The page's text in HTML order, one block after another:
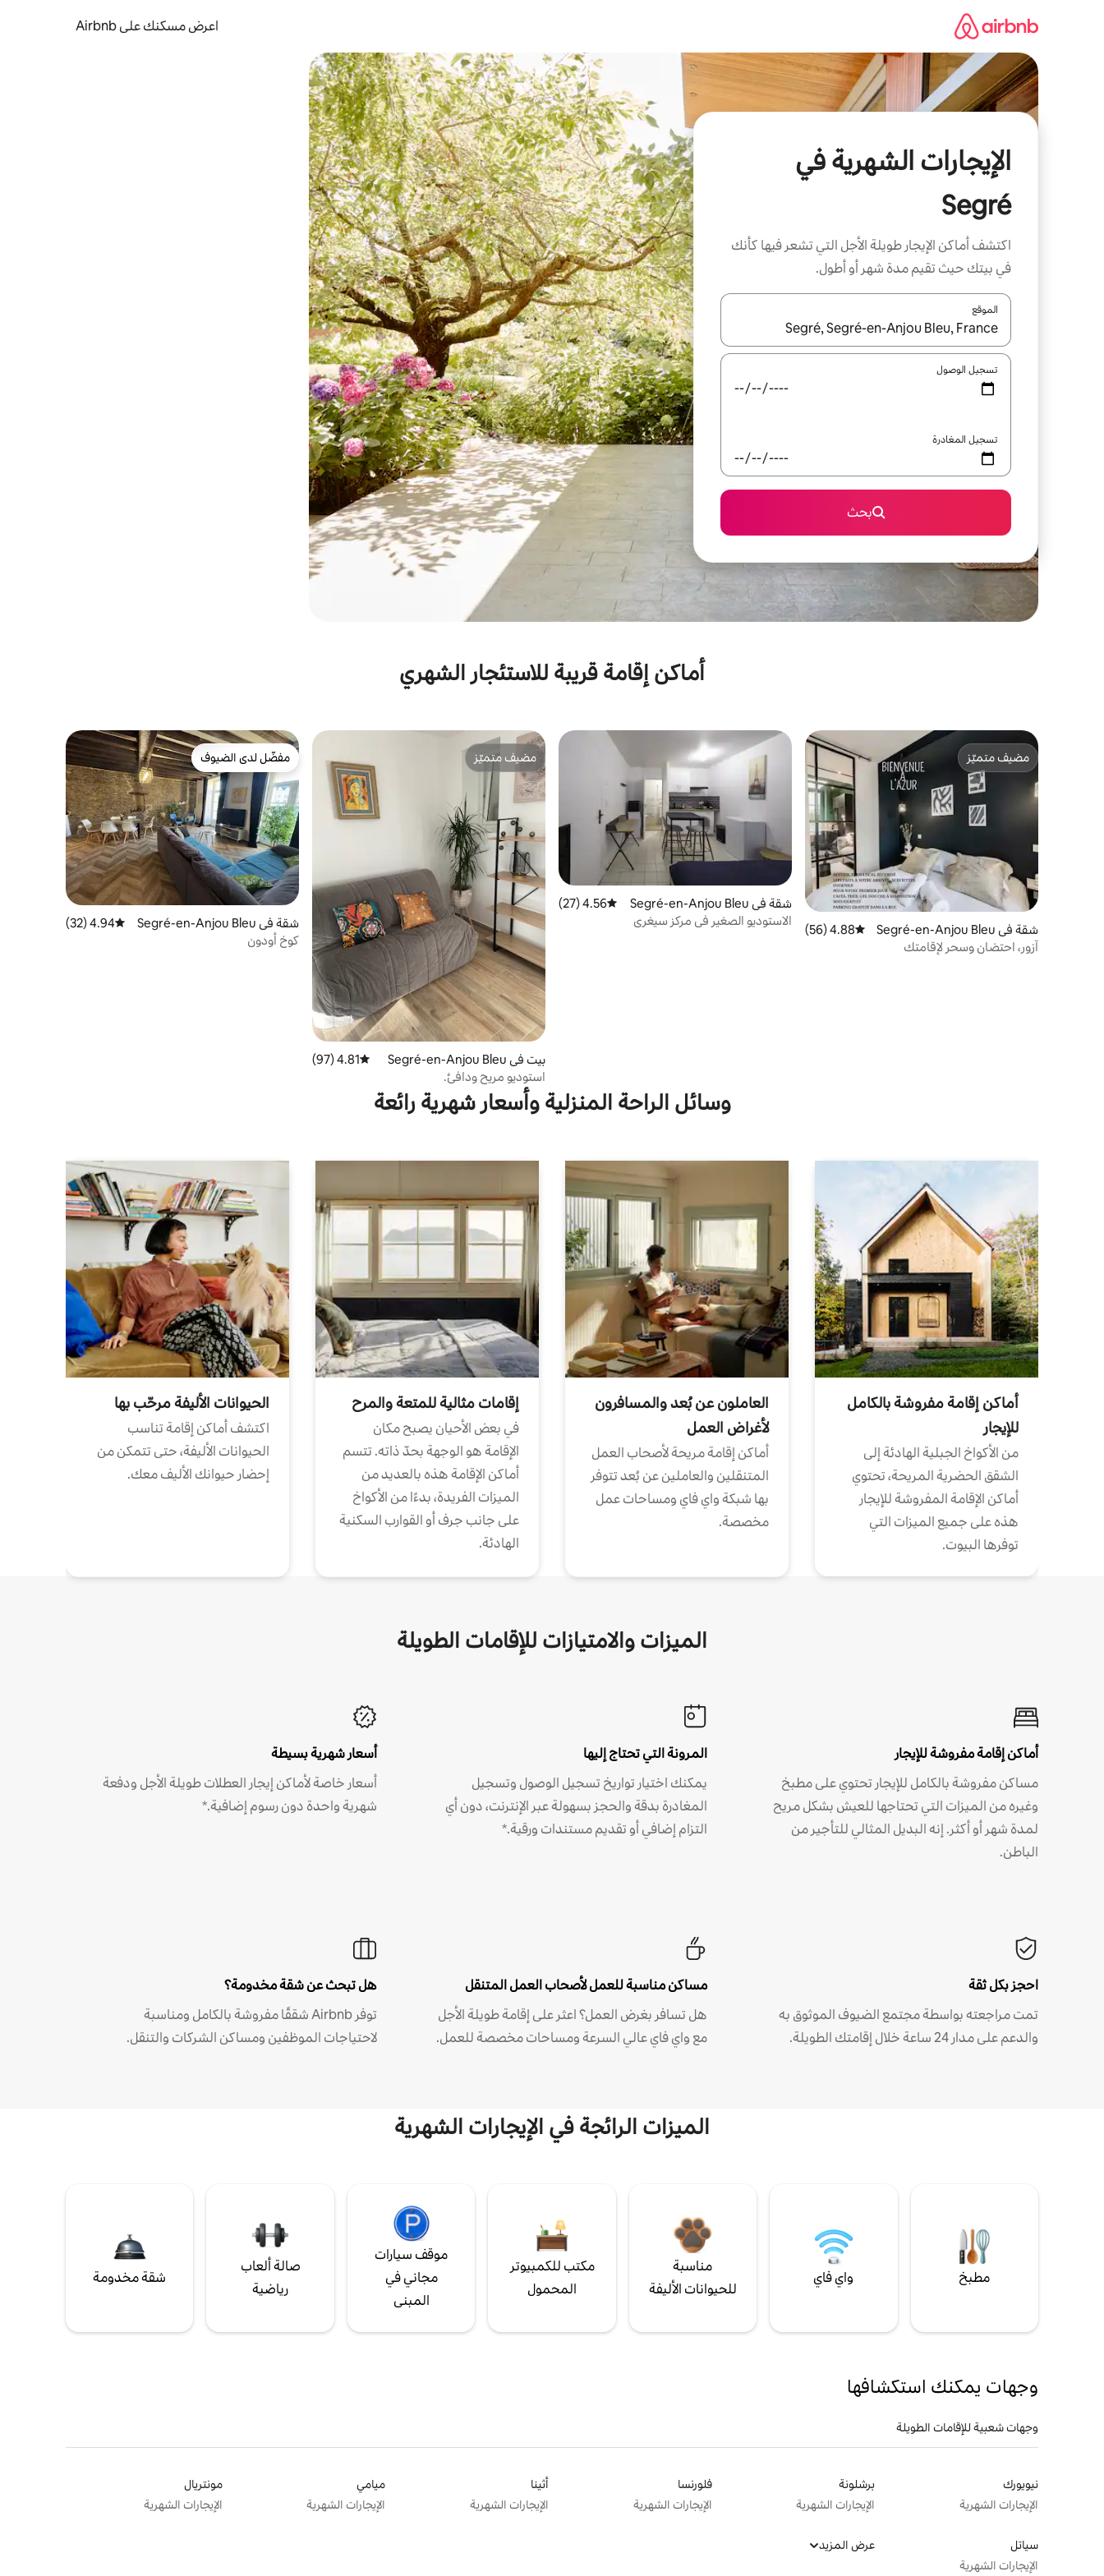
اعرض مسكنك على Airbnb
الإيجارات الشهرية في
Segré
اكتشف أماكن الإيجار طويلة الأجل التي تشعر فيها كأنك
في بيتك حيث تقيم مدة شهر أو أطول.
الموقع
عند توفر النتائج، انتقل باستخدام السهمين لأعلى ولأسفل أو استكشف عن طريق اللمس أو السحب.
تسجيل الوصول
تسجيل المغادرة
بحث
أماكن إقامة قريبة للاستئجار الشهري
مضيف متميّز
مضيف متميّز
شقة في Segré-en-Anjou Bleu متوسط التقييم 4.88 من 5، 56 مراجعات
4.88 (56)
آزور، احتضان وسحر لإقامتك
شقة في Segré-en-Anjou Bleu متوسط التقييم 4.56 من 5، 27 مراجعات
4.56 (27)
الاستوديو الصغير في مركز سيغري
مضيف متميّز
مضيف متميّز
بيت في Segré-en-Anjou Bleu متوسط التقييم 4.81 من 5، 97 مراجعات
4.81 (97)
استوديو مريح ودافئ.
مفضّل لدى الضيوف
مفضّل لدى الضيوف
شقة في Segré-en-Anjou Bleu متوسط التقييم 4.94 من 5، 32 مراجعات
4.94 (32)
كوخ أودون
وسائل الراحة المنزلية وأسعار شهرية رائعة
أماكن إقامة مفروشة بالكامل
للإيجار
من الأكواخ الجبلية الهادئة إلى
الشقق الحضرية المريحة، تحتوي
أماكن الإقامة المفروشة للإيجار
هذه على جميع الميزات التي
توفرها البيوت.
العاملون عن بُعد والمسافرون
لأغراض العمل
أماكن إقامة مريحة لأصحاب العمل
المتنقلين والعاملين عن بُعد تتوفر
بها شبكة واي فاي ومساحات عمل
مخصصة.
إقامات مثالية للمتعة والمرح
في بعض الأحيان يصبح مكان
الإقامة هو الوجهة بحدّ ذاته. تتسم
أماكن الإقامة هذه بالعديد من
الميزات الفريدة، بدءًا من الأكواخ
على جانب جرف أو القوارب السكنية
الهادئة.
الحيوانات الأليفة مرحّب بها
اكتشف أماكن إقامة تناسب
الحيوانات الأليفة، حتى تتمكن من
إحضار حيوانك الأليف معك.
الميزات والامتيازات للإقامات الطويلة
أماكن إقامة مفروشة للإيجار
مساكن مفروشة بالكامل للإيجار تحتوي على مطبخ
وغيره من الميزات التي تحتاجها للعيش بشكل مريح
لمدة شهر أو أكثر. إنه البديل المثالي للتأجير من
الباطن.
المرونة التي تحتاج إليها
يمكنك اختيار تواريخ تسجيل الوصول وتسجيل
المغادرة بدقة والحجز بسهولة عبر الإنترنت، دون أي
التزام إضافي أو تقديم مستندات ورقية.*
أسعار شهرية بسيطة
أسعار خاصة لأماكن إيجار العطلات طويلة الأجل ودفعة
شهرية واحدة دون رسوم إضافية.*
احجز بكل ثقة
تمت مراجعته بواسطة مجتمع الضيوف الموثوق به
والدعم على مدار 24 ساعة خلال إقامتك الطويلة.
مساكن مناسبة للعمل لأصحاب العمل المتنقل
هل تسافر بغرض العمل؟ اعثر على إقامة طويلة الأجل
مع واي فاي عالي السرعة ومساحات مخصصة للعمل.
هل تبحث عن شقة مخدومة؟
توفر Airbnb شققًا مفروشة بالكامل ومناسبة
لاحتياجات الموظفين ومساكن الشركات والتنقل.
الميزات الرائجة في الإيجارات الشهرية
مطبخ واي فاي
مناسبة
للحيوانات الأليفة
مكتب للكمبيوتر
المحمول
موقف سيارات
مجاني في
المبنى
صالة ألعاب
رياضية
شقة مخدومة
وجهات يمكنك استكشافها
وجهات شعبية للإقامات الطويلة
نيويورك
الإيجارات الشهرية
برشلونة
الإيجارات الشهرية
فلورنسا
الإيجارات الشهرية
أثينا
الإيجارات الشهرية
ميامي
الإيجارات الشهرية
مونتريال
الإيجارات الشهرية
سياتل
الإيجارات الشهرية
عرض المزيد